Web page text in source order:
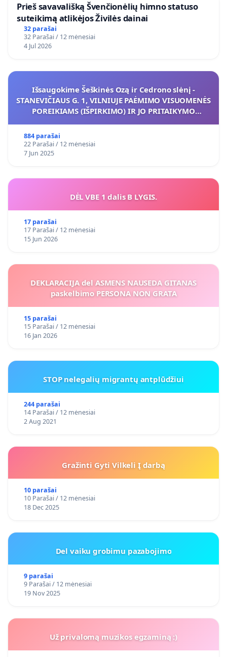
​Prieš savavališką Švenčionėlių himno statuso
suteikimą atlikėjos Živilės dainai
32 parašai
32 Parašai / 12 mėnesiai
4 Jul 2026
Išsaugokime Šeškinės Ozą ir Cedrono slėnį -
STANEVIČIAUS G. 1, VILNIUJE PAĖMIMO VISUOMENĖS
POREIKIAMS (IŠPIRKIMO) IR JO PRITAIKYMO
884 parašai
22 Parašai / 12 mėnesiai
7 Jun 2025
DĖL VBE 1 dalis B LYGIS.
17 parašai
17 Parašai / 12 mėnesiai
15 Jun 2026
DEKLARACIJA del ASMENS NAUSEDA GITANAS
paskelbimo PERSONA NON GRATA
15 parašai
15 Parašai / 12 mėnesiai
16 Jan 2026
STOP nelegalių migrantų antplūdžiui
244 parašai
14 Parašai / 12 mėnesiai
2 Aug 2021
Gražinti Gyti Vilkeli Į darbą
10 parašai
10 Parašai / 12 mėnesiai
18 Dec 2025
Del vaiku grobimu pazabojimo
9 parašai
9 Parašai / 12 mėnesiai
19 Nov 2025
Už privalomą muzikos egzaminą :)